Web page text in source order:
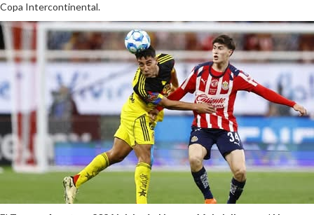
Copa Intercontinental.